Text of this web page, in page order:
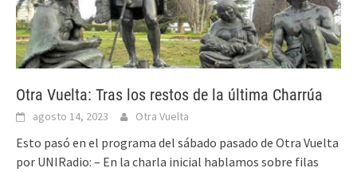
Otra Vuelta: Tras los restos de la última Charrúa
agosto 14, 2023 Otra Vuelta
Esto pasó en el programa del sábado pasado de Otra Vuelta
por UNIRadio: – En la charla inicial hablamos sobre filas